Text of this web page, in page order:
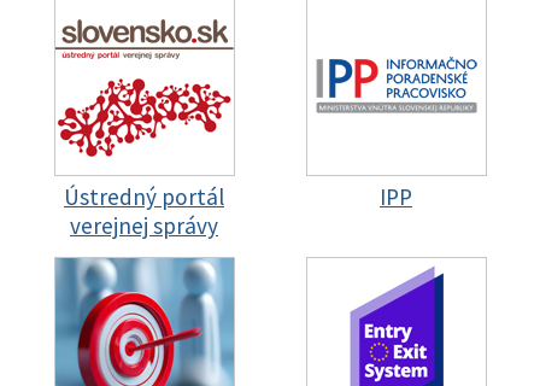
Ústredný portál
verejnej správy
IPP